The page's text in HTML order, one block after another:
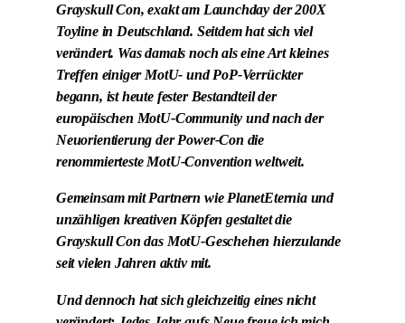
Grayskull Con, exakt am Launchday der 200X
Toyline in Deutschland. Seitdem hat sich viel
verändert. Was damals noch als eine Art kleines
Treffen einiger MotU- und PoP-Verrückter
begann, ist heute fester Bestandteil der
europäischen MotU-Community und nach der
Neuorientierung der Power-Con die
renommierteste MotU-Convention weltweit.
Gemeinsam mit Partnern wie PlanetEternia und
unzähligen kreativen Köpfen gestaltet die
Grayskull Con das MotU-Geschehen hierzulande
seit vielen Jahren aktiv mit.
Und dennoch hat sich gleichzeitig eines nicht